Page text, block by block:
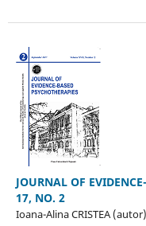
JOURNAL OF
17, NO. 2
Ioana-Alina CRISTEA (autor)